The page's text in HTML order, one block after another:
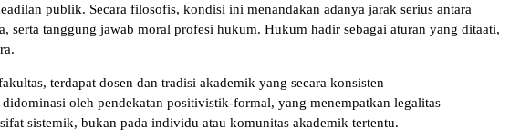
publik. Secara filosofis, kondisi ini menandakan adanya jarak serius antara
serta tanggung jawab moral profesi hukum. Hukum hadir sebagai aturan yang ditaati,
terdapat dosen dan tradisi akademik yang secara konsisten
oleh pendekatan positivistik-formal, yang menempatkan legalitas
sistemik, bukan pada individu atau komunitas akademik tertentu.